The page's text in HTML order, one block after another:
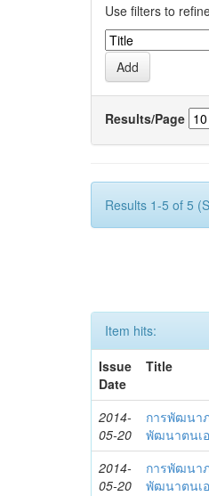
Use filters to
Results/Page
Results 1-5 of 5
Item hits:
Issue
Date
Title
2014-
05-20
การพัฒนา
พัฒนาตนเ
2014-
05-20
การพัฒนา
พัฒนาตนเ